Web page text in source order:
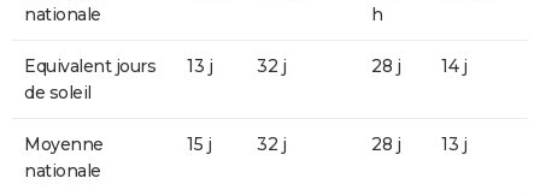
nationale
h
Equivalent jours
de soleil
13 j 32 j 28 j 14 j
Moyenne
nationale
15 j 32 j 28 j 13 j